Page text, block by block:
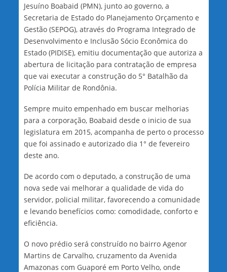
Jesuíno Boabaid (PMN), junto ao governo, a
Secretaria de Estado do Planejamento Orçamento e
Gestão (SEPOG), através do Programa Integrado de
Desenvolvimento e Inclusão Sócio Econômica do
Estado (PIDISE), emitiu documentação que autoriza a
abertura de licitação para contratação de empresa
que vai executar a construção do 5° Batalhão da
Polícia Militar de Rondônia.
Sempre muito empenhado em buscar melhorias
para a corporação, Boabaid desde o inicio de sua
legislatura em 2015, acompanha de perto o processo
que foi assinado e autorizado dia 1° de fevereiro
deste ano.
De acordo com o deputado, a construção de uma
nova sede vai melhorar a qualidade de vida do
servidor, policial militar, favorecendo a comunidade
e levando benefícios como: comodidade, conforto e
eficiência.
O novo prédio será construído no bairro Agenor
Martins de Carvalho, cruzamento da Avenida
Amazonas com Guaporé em Porto Velho, onde